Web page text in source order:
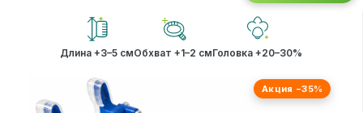
Длина +3–5 смОбхват +1–2 смГоловка +20–30%
Акция −35%